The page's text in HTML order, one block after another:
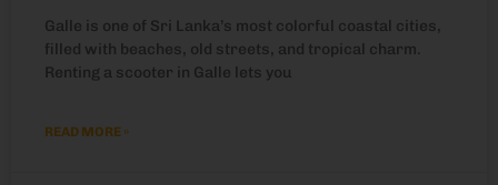
Galle is one of Sri Lanka’s most colorful coastal cities,
filled with beaches, old streets, and tropical charm.
Renting a scooter in Galle lets you
READ MORE »